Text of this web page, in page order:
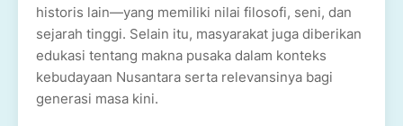
historis lain—yang memiliki nilai filosofi, seni, dan
sejarah tinggi. Selain itu, masyarakat juga diberikan
edukasi tentang makna pusaka dalam konteks
kebudayaan Nusantara serta relevansinya bagi
generasi masa kini.